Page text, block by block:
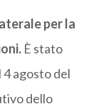
per la
È stato
agosto del
dello